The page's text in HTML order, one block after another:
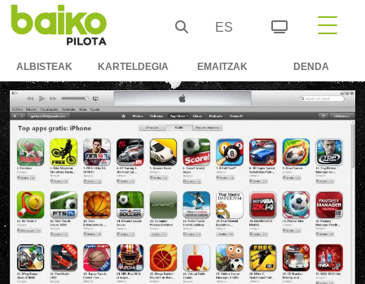
ES
ALBISTEAK KARTELDEGIA EMAITZAK DENDA